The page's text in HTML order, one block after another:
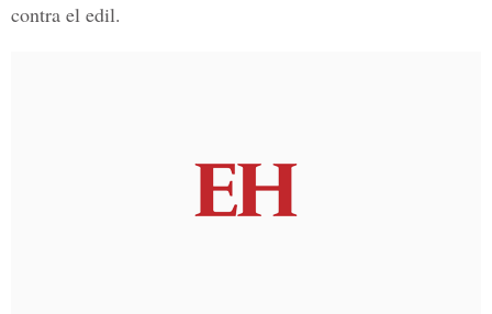
contra el edil.